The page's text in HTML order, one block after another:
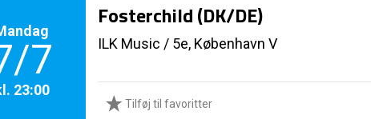
7
23:00
Fosterchild (DK/DE)
ILK Music / 5e, København V
Tilføj til favoritter